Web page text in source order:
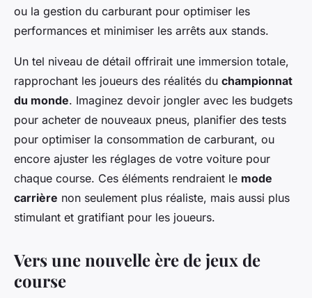
ou la gestion du carburant pour optimiser les
performances et minimiser les arrêts aux stands.
Un tel niveau de détail offrirait une immersion totale,
rapprochant les joueurs des réalités du championnat
du monde. Imaginez devoir jongler avec les budgets
pour acheter de nouveaux pneus, planifier des tests
pour optimiser la consommation de carburant, ou
encore ajuster les réglages de votre voiture pour
chaque course. Ces éléments rendraient le mode
carrière non seulement plus réaliste, mais aussi plus
stimulant et gratifiant pour les joueurs.
Vers une nouvelle ère de jeux de
course